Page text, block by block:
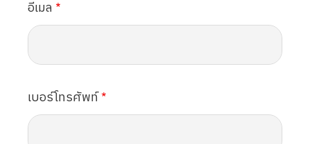
อีเมล
เบอร์โทรศัพท์